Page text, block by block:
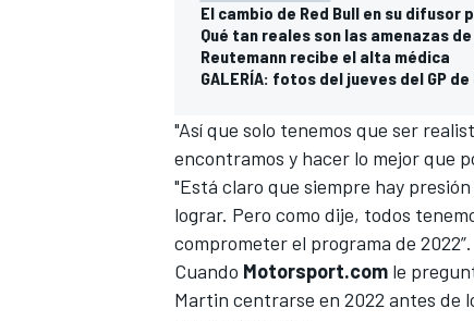
El cambio de Red Bull en su difusor
Qué tan reales son las amenazas
Reutemann recibe el alta médica
GALERÍA: fotos del jueves del GP de
"Así que solo tenemos que ser
encontramos y hacer lo mejor que
"Está claro que siempre hay
lograr. Pero como dije, todos
comprometer el programa de 2022”.
Cuando Motorsport.com le
Martin centrarse en 2022 antes de